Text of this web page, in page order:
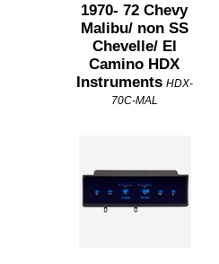
1970- 72 Chevy
Malibu/ non SS
Chevelle/ El
Camino HDX
Instruments HDX-
70C-MAL